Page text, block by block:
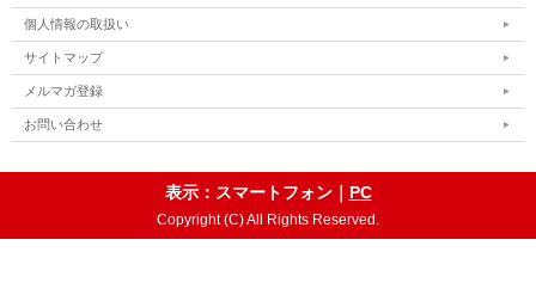
個人情報の取扱い
サイトマップ
メルマガ登録
お問い合わせ
表示：スマートフォン｜ PC
Copyright (C) All Rights Reserved.